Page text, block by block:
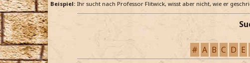
Beispiel: Ihr sucht nach Professor Flitwick, wisst aber nicht, wie er
# A B C D E